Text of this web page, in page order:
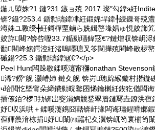
鍦ㄦ埅姝?1 鏈?31 鏃ョ殑 2017 璨″勾鍏э紝
锛?鑷?253.4 鍎勬瓙鍏冿紝鍛婂垾鍏╀綅鏁哥殑
竴姝ユ斁绶╋紝鎶樿垔鏀ら姺鍓嶅埄娼ゅ悓姣斾
姣斿闀?锛呰嚦33.7鍎勬瓙鍏冦€?鏈熷収锛岄
勫闀峰嫊鍔涳紝渚嗚嚜瑭叉笭閬撶殑閵峰敭椤
磩鍚?25.3 鍎勬瓙鍏冦€?</p>
Peel Hunt闆跺敭鍒嗘瀽甯獼onathan
浠?鐒″舰 灏嶆姉 鏈夊舰 锛岃璁婂緱鏇村揩
ч珨閲忔墍甯朵締鐨勬晥鐜囨悕鑰楋紝鍥犵偤闆
插倷銆?椤劧锛岀窔涓婂競鍫翠篃鏈冩垚鐐洪
妤収浜哄＋鍒嗘瀽鎸囧嚭锛屽湪闆诲瓙鍟嗗嫏
亱鍕曟湇椋捐妤闈㈣嚚杞夊瀷锛屼笉寰椾笉